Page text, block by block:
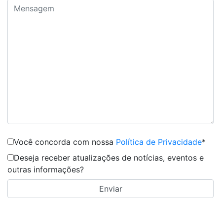
Você concorda com nossa Política de Privacidade*
Deseja receber atualizações de notícias, eventos e
outras informações?